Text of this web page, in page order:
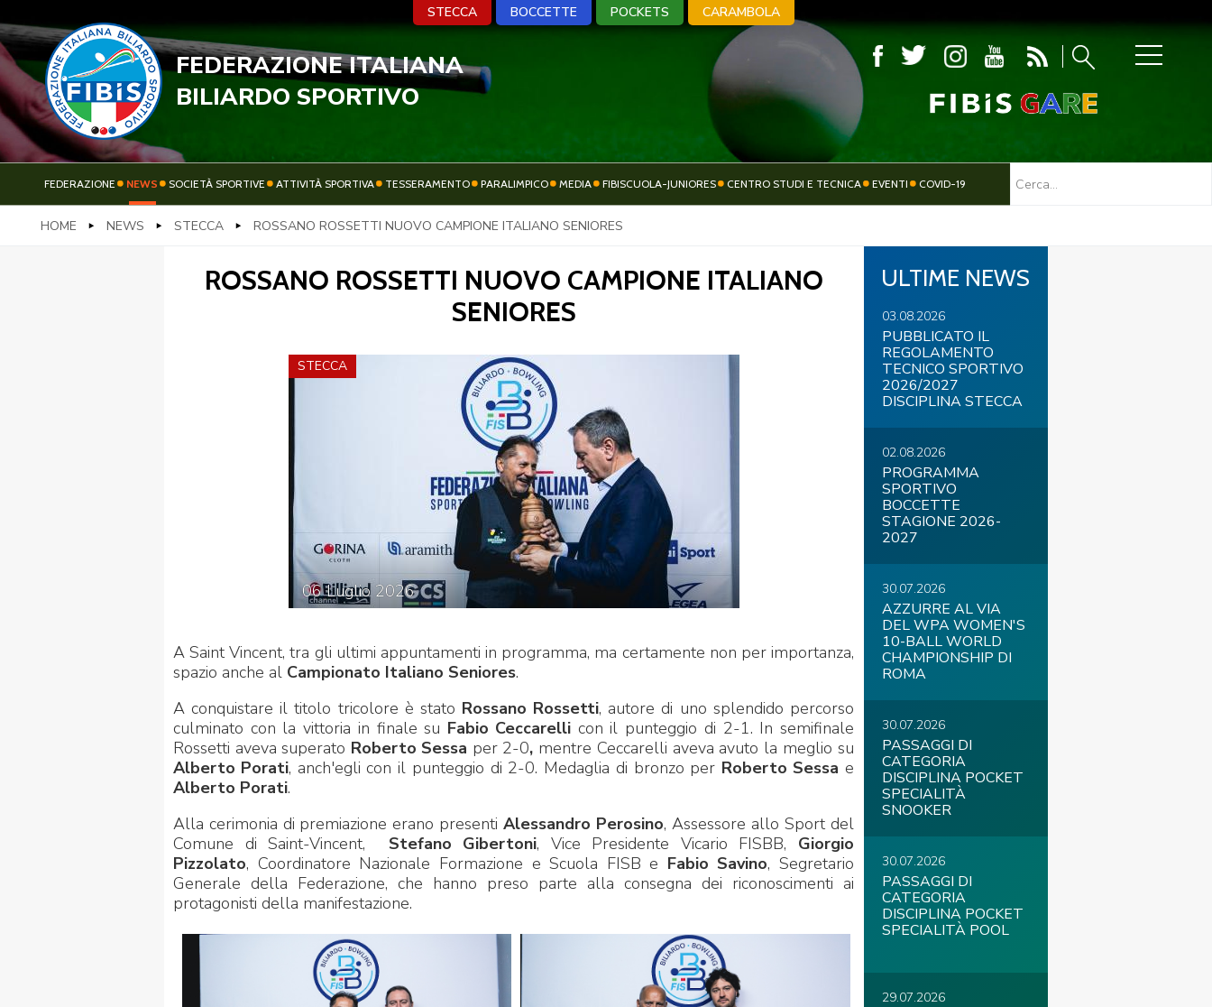
FEDERAZIONE NEWS SOCIETÀ SPORTIVE
FIBISCUOLA-
JUNIORES
CENTRO STUDI E
TECNICA
EVENTI COVID-19
STECCA BOCCETTE CARAMBOLA
Privacy Policy Cookie Policy Cerca Mappa del Sito Feed rss Link Federazione Trasparente
STECCA BOCCETTE POCKETS CARAMBOLA
FEDERAZIONE ITALIANA
BILIARDO SPORTIVO
FEDERAZIONE NEWS SOCIETÀ SPORTIVE ATTIVITÀ SPORTIVA TESSERAMENTO PARALIMPICO MEDIA FIBISCUOLA-JUNIORES CENTRO STUDI E TECNICA EVENTI COVID-19
HOME NEWS STECCA ROSSANO ROSSETTI NUOVO CAMPIONE ITALIANO SENIORES
ROSSANO ROSSETTI NUOVO CAMPIONE ITALIANO
SENIORES
STECCA
06Luglio2026
A Saint Vincent, tra gli ultimi appuntamenti in programma, ma certamente non per importanza,
spazio anche al Campionato Italiano Seniores.
A conquistare il titolo tricolore è stato Rossano Rossetti, autore di uno splendido percorso
culminato con la vittoria in finale su Fabio Ceccarelli con il punteggio di 2-1. In semifinale
Rossetti aveva superato Roberto Sessa per 2-0, mentre Ceccarelli aveva avuto la meglio su
Alberto Porati, anch'egli con il punteggio di 2-0. Medaglia di bronzo per Roberto Sessa e
Alberto Porati.
Alla cerimonia di premiazione erano presenti Alessandro Perosino, Assessore allo Sport del
Comune di Saint-Vincent, Stefano Gibertoni, Vice Presidente Vicario FISBB, Giorgio
Pizzolato, Coordinatore Nazionale Formazione e Scuola FISB e Fabio Savino, Segretario
Generale della Federazione, che hanno preso parte alla consegna dei riconoscimenti ai
protagonisti della manifestazione.
ULTIME NEWS
03.08.2026
PUBBLICATO IL
REGOLAMENTO
TECNICO SPORTIVO
2026/2027
DISCIPLINA STECCA
02.08.2026
PROGRAMMA
SPORTIVO
BOCCETTE
STAGIONE 2026-
2027
30.07.2026
AZZURRE AL VIA
DEL WPA WOMEN'S
10-BALL WORLD
CHAMPIONSHIP DI
ROMA
30.07.2026
PASSAGGI DI
CATEGORIA
DISCIPLINA POCKET
SPECIALITÀ
SNOOKER
30.07.2026
PASSAGGI DI
CATEGORIA
DISCIPLINA POCKET
SPECIALITÀ POOL
29.07.2026